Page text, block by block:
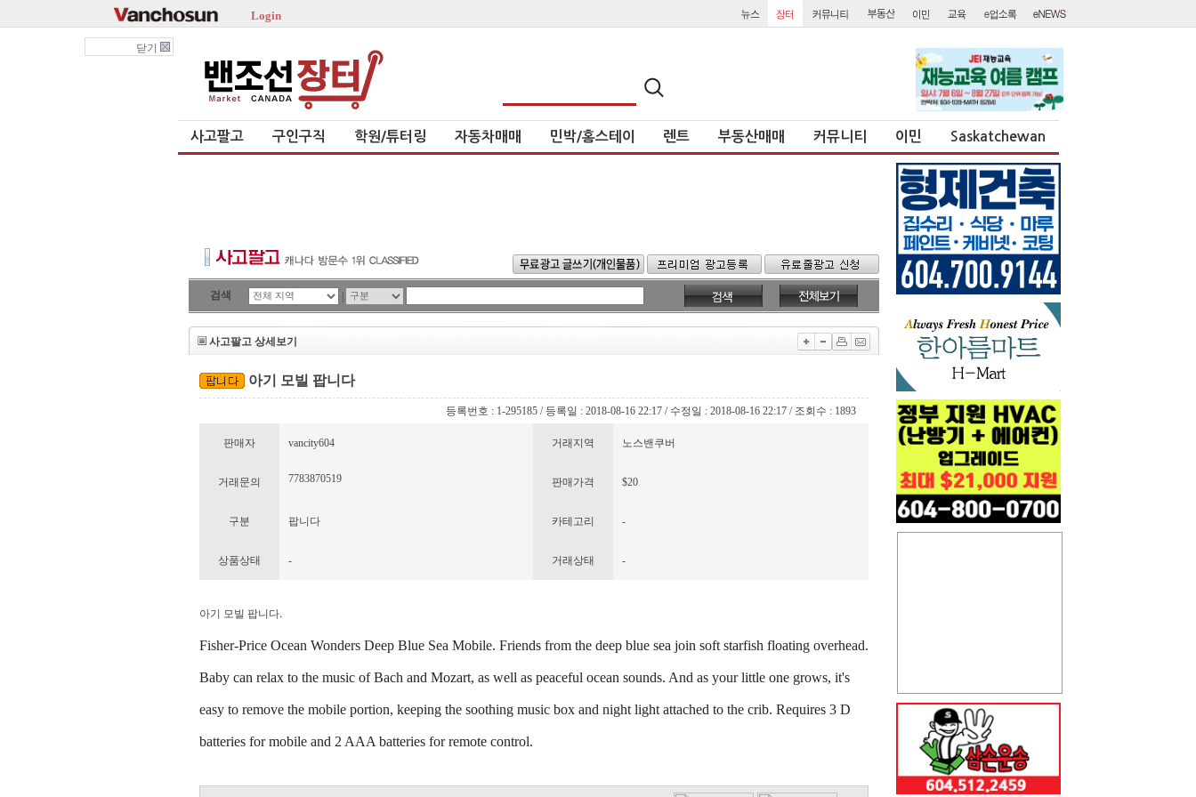
Login
닫기
사고팔고 구인구직 학원/튜터링 자동차매매 민박/홈스테이 렌트 부동산매매 커뮤니티 이민 Saskatchewan
검색 |
사고팔고 상세보기
아기 모빌 팝니다
등록번호 : 1-295185 / 등록일 : 2018-08-16 22:17 / 수정일 : 2018-08-16 22:17 / 조회수 : 1893
판매자 vancity604 거래지역 노스밴쿠버
거래문의 7783870519 판매가격 $20
구분 팝니다 카테고리 -
상품상태 - 거래상태 -
아기 모빌 팝니다.
Fisher-Price Ocean Wonders Deep Blue Sea Mobile. Friends from the deep blue sea join soft starfish floating overhead.
Baby can relax to the music of Bach and Mozart, as well as peaceful ocean sounds. And as your little one grows, it's
easy to remove the mobile portion, keeping the soothing music box and night light attached to the crib. Requires 3 D
batteries for mobile and 2 AAA batteries for remote control.